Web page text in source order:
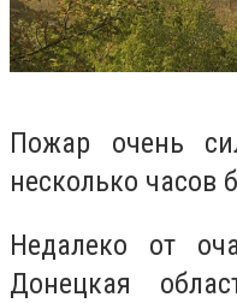
Пожар очень
несколько часов
Недалеко от
Донецкая